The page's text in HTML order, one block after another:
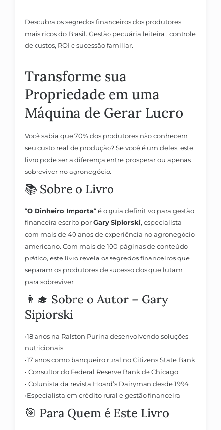
Descubra os segredos financeiros dos produtores
mais ricos do Brasil. Gestão pecuária leiteira , controle
de custos, ROI e sucessão familiar.
Transforme sua
Propriedade em uma
Máquina de Gerar Lucro
Você sabia que 70% dos produtores não conhecem
seu custo real de produção?Se você é um deles, este
livro pode ser a diferença entre prosperar ou apenas
sobreviver no agronegócio.
📚 Sobre o Livro
“O Dinheiro Importa“ é o guia definitivo para gestão
financeira escrito porGary Sipiorski, especialista
com mais de 40 anos de experiência no agronegócio
americano. Com mais de 100 páginas de conteúdo
prático, este livro revela os segredos financeiros que
separam os produtores de sucesso dos que lutam
para sobreviver.
👨‍🎓 Sobre o Autor – Gary
Sipiorski
•18 anos na Ralston Purina desenvolvendo soluções
nutricionais
•17 anos como banqueiro rural no Citizens State Bank
• Consultor do Federal Reserve Bank de Chicago
• Colunista da revista Hoard’s Dairyman desde 1994
•Especialista em crédito rural e gestão financeira
🎯 Para Quem é Este Livro